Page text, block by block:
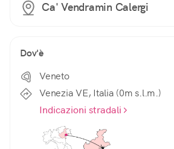
Ca' Vendramin Calergi
Dov'è
Veneto
Venezia VE, Italia (0m s.l.m.)
Indicazioni stradali